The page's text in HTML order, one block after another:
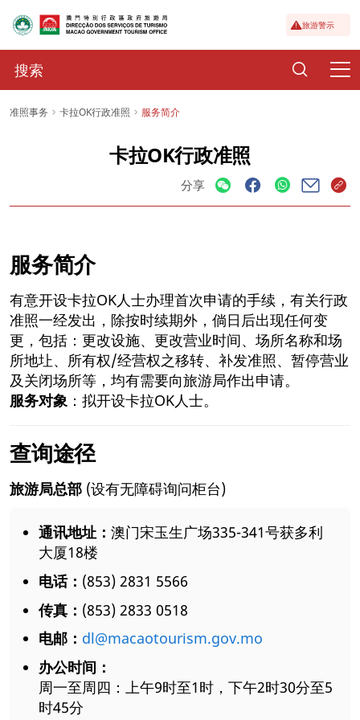
旅游警示
准照事务 卡拉OK行政准照 服务简介
卡拉OK行政准照
分享
服务简介
有意开设卡拉OK人士办理首次申请的手续，有关行政
准照一经发出，除按时续期外，倘日后出现任何变
更，包括：更改设施、更改营业时间、场所名称和场
所地圵、所有权/经营权之移转、补发准照、暂停营业
及关闭场所等，均有需要向旅游局作出申请。
服务对象 ：拟开设卡拉OK人士。
查询途径
旅游局总部 (设有无障碍询问柜台)
通讯地址： 澳门宋玉生广场335-341号获多利
大厦18楼
电话： (853) 2831 5566
传真： (853) 2833 0518
电邮： dl@macaotourism.gov.mo
办公时间：
周一至周四：上午9时至1时，下午2时30分至5
时45分